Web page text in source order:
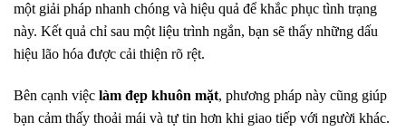
một giải pháp nhanh chóng và hiệu quả để khắc phục tình trạng
này. Kết quả chỉ sau một liệu trình ngắn, bạn sẽ thấy những dấu
hiệu lão hóa được cải thiện rõ rệt.
Bên cạnh việc làm đẹp khuôn mặt, phương pháp này cũng giúp
bạn cảm thấy thoải mái và tự tin hơn khi giao tiếp với người khác.